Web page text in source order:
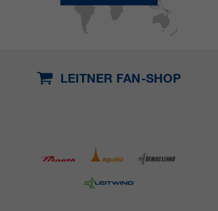
LEITNER FAN-SHOP